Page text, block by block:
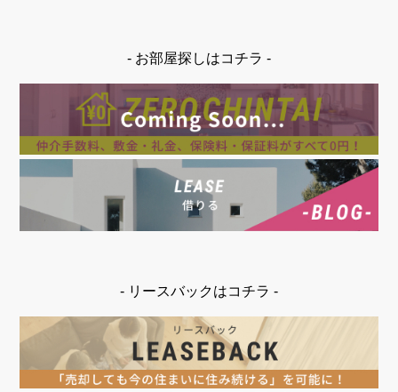
- お部屋探しはコチラ -
- リースバックはコチラ -